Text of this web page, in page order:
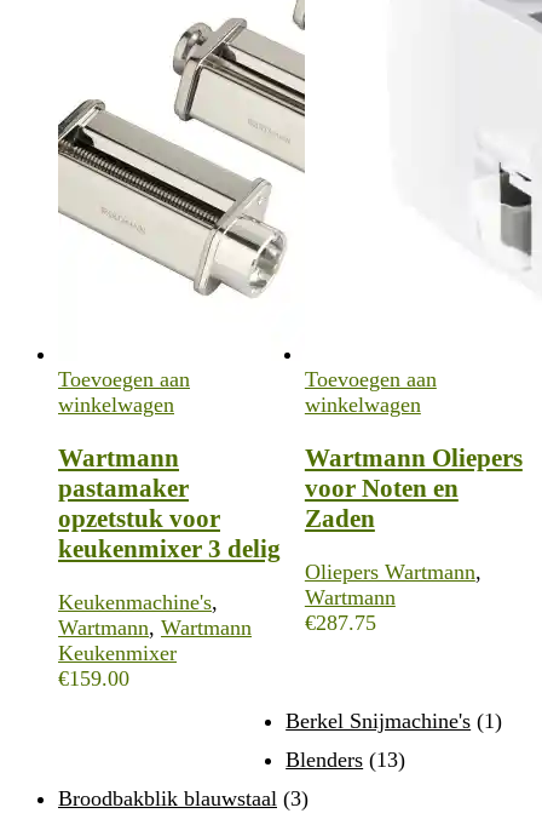
Toevoegen aan
winkelwagen
Wartmann
pastamaker
opzetstuk voor
keukenmixer 3 delig
Keukenmachine's,
Wartmann, Wartmann
Keukenmixer
€159.00
Toevoegen aan
winkelwagen
Wartmann Oliepers
voor Noten en
Zaden
Oliepers Wartmann,
Wartmann
€287.75
Berkel Snijmachine's (1)
Blenders (13)
Broodbakblik blauwstaal (3)